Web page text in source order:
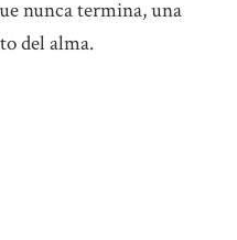
nunca termina, una
del alma.